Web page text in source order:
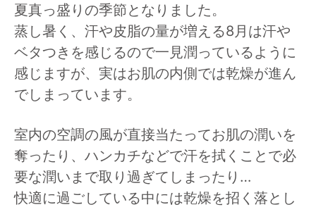
夏真っ盛りの季節となりました。
蒸し暑く、汗や皮脂の量が増える8月は汗や
ベタつきを感じるので一見潤っているように
感じますが、実はお肌の内側では乾燥が進ん
でしまっています。
室内の空調の風が直接当たってお肌の潤いを
奪ったり、ハンカチなどで汗を拭くことで必
要な潤いまで取り過ぎてしまったり…
快適に過ごしている中には乾燥を招く落とし